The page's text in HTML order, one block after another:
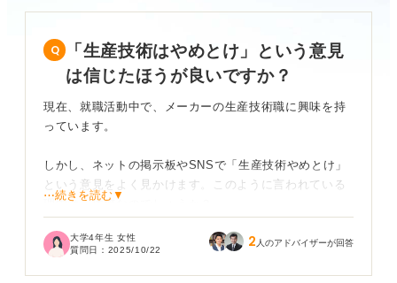
「生産技術はやめとけ」という意見
は信じたほうが良いですか？
現在、就職活動中で、メーカーの生産技術職に興味を持
っています。
しかし、ネットの掲示板やSNSで「生産技術やめとけ」
という意見をよく見かけます。このように言われている
理由は一体何なのでしょうか？
自分で調べたところ、たしかに残業が多い・休日出勤が
⋯続きを読む▼
大学4年生 女性
質問日： 2025/10/22 2 人のアドバイザーが回答